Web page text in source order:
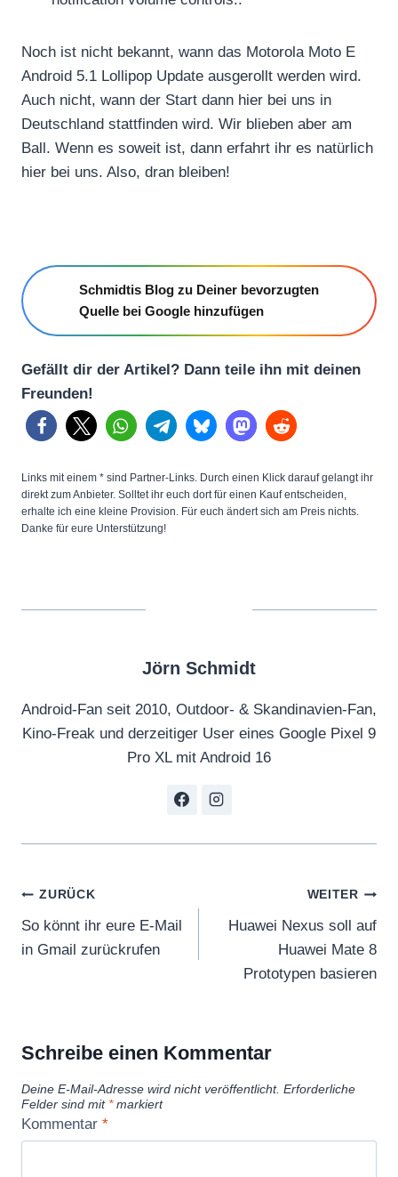
Noch ist nicht bekannt, wann das Motorola Moto E
Android 5.1 Lollipop Update ausgerollt werden wird.
Auch nicht, wann der Start dann hier bei uns in
Deutschland stattfinden wird. Wir blieben aber am
Ball. Wenn es soweit ist, dann erfahrt ihr es natürlich
hier bei uns. Also, dran bleiben!
Schmidtis Blog zu Deiner bevorzugten
Quelle bei Google hinzufügen
Gefällt dir der Artikel? Dann teile ihn mit deinen
Freunden!
Links mit einem * sind Partner-Links. Durch einen Klick darauf gelangt ihr
direkt zum Anbieter. Solltet ihr euch dort für einen Kauf entscheiden,
erhalte ich eine kleine Provision. Für euch ändert sich am Preis nichts.
Danke für eure Unterstützung!
Jörn Schmidt
Android-Fan seit 2010, Outdoor- & Skandinavien-Fan,
Kino-Freak und derzeitiger User eines Google Pixel 9
Pro XL mit Android 16
Beitragsnavigation
ZURÜCK
So könnt ihr eure E-Mail
in Gmail zurückrufen
WEITER
Huawei Nexus soll auf
Huawei Mate 8
Prototypen basieren
Schreibe einen Kommentar
Deine E-Mail-Adresse wird nicht veröffentlicht. Erforderliche
Felder sind mit *markiert
Kommentar *